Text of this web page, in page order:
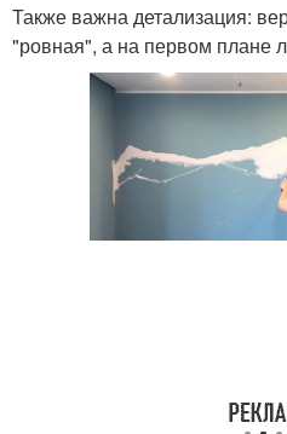
Также важна детализация:
"ровная", а на первом плане